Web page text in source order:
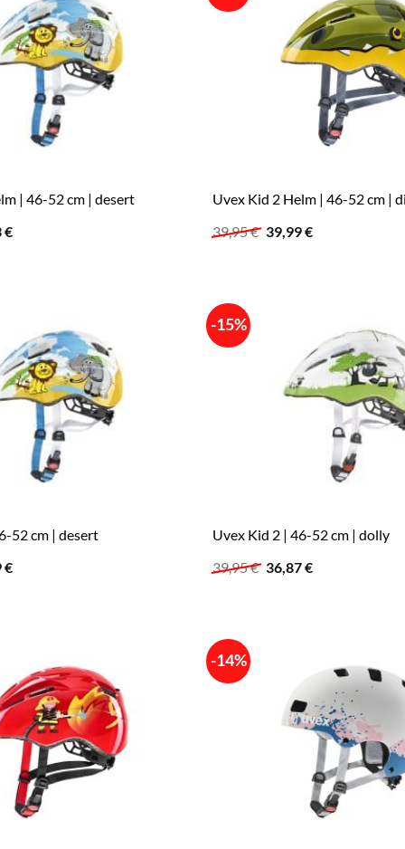
| 46-52 cm | desert
€Aktueller
Uvex Kid 2 Helm | 46-52 cm |
39,95€ Ursprünglicher
Preis
39,99€Aktueller
52 cm | desert
€Aktueller
-15%
Uvex Kid 2 | 46-52 cm | dolly
39,95€ Ursprünglicher
Preis
36,87€Aktueller
-14%